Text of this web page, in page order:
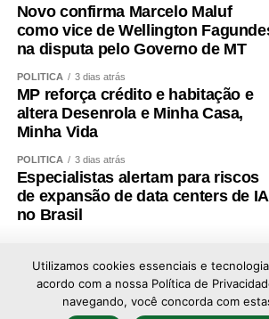
Novo confirma Marcelo Maluf
como vice de Wellington
na disputa pelo Governo de MT
POLÍTICA 3 dias atrás
MP reforça crédito e habitação e
altera Desenrola e Minha Casa,
Minha Vida
POLÍTICA 3 dias atrás
Especialistas alertam para riscos
de expansão de data centers de IA
no Brasil
Utilizamos cookies essenciais e
acordo com a nossa Política de
navegando, você concorda com